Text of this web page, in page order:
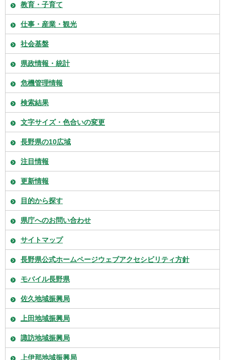
教育・子育て
仕事・産業・観光
社会基盤
県政情報・統計
危機管理情報
検索結果
文字サイズ・色合いの変更
長野県の10広域
注目情報
更新情報
目的から探す
県庁へのお問い合わせ
サイトマップ
長野県公式ホームページウェブアクセシビリティ方針
モバイル長野県
佐久地域振興局
上田地域振興局
諏訪地域振興局
上伊那地域振興局